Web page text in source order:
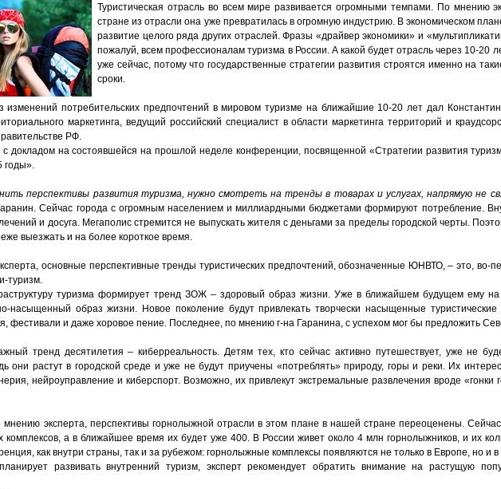
Туристическая отрасль во всем мире развивается огромными темпами. По мнению
стране из отрасли она уже превратилась в огромную индустрию. В экономическом
развитие целого ряда других отраслей. Фразы «драйвер экономики» и
пожалуй, всем профессионалам туризма в России. А какой будет отрасль через 10-20
уже сейчас, потому что государственные стратегии развития строятся именно на
сроки.
изменений потребительских предпочтений в мировом туризме на ближайшие 10-20 лет дал
маркетинга, ведущий российский специалист в области маркетинга территорий и
РФ.
докладом на состоявшейся на прошлой неделе конференции, посвященной «Стратегии развития
годы».
перспективы развития туризма, нужно смотреть на тренды в товарах и услугах, напрямую не
Сейчас города с огромным населением и миллиардными бюджетами формируют потребление.
и досуга. Мегаполис стремится не выпускать жителя с деньгами за пределы городской черты.
выезжать и на более короткое время.
основные перспективные тренды туристических предпочтений, обозначенные ЮНВТО, – это, во-
туризм.
туризма формирует тренд ЗОЖ – здоровый образ жизни. Уже в ближайшем будущем ему
насыщенный образ жизни. Новое поколение будут привлекать творчески насыщенные
фестивали и даже хоровое пение. Последнее, по мнению г-на Гаранина, с успехом мог бы предложить
тренд десятилетия – киберреальность. Детям тех, кто сейчас активно путешествует, уже не
они растут в городской среде и уже не будут приучены «потреблять» природу, горы и реки. Их
нейроуправление и киберспорт. Возможно, их привлекут экстремальные развлечения вроде «гонки
мнению эксперта, перспективы горнолыжной отрасли в этом плане в нашей стране переоценены.
комплексов, а в ближайшее время их будет уже 400. В России живет около 4 млн горнолыжников, и их
как внутри страны, так и за рубежом: горнолыжные комплексы появляются не только в Европе, но и
развивать внутренний туризм, эксперт рекомендует обратить внимание на растущую